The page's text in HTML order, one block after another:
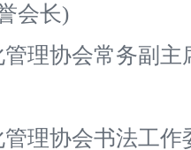
会长)
理协会常务副主
理协会书法工